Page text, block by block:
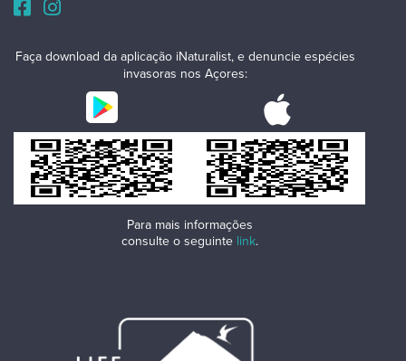
Faça download da aplicação iNaturalist, e denuncie espécies
invasoras nos Açores:
Para mais informações
consulte o seguinte link.